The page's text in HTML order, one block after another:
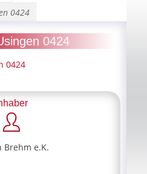
0424
0424
0424
Brehm e.K.